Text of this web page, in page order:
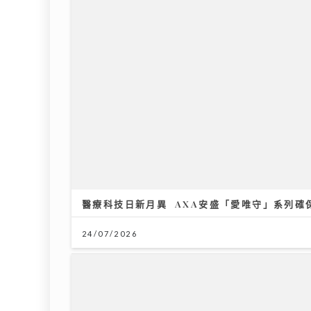
醫療科技日新月異 AXA安盛「愛唯守」系列確
24/07/2026